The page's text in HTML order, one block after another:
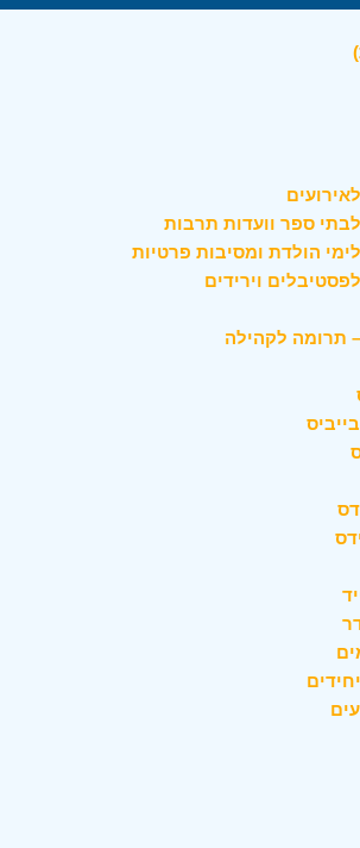
ספר וועדות תרבות
הולדת ומסיבות פרטיות
וירידים
תרומה לקהילה